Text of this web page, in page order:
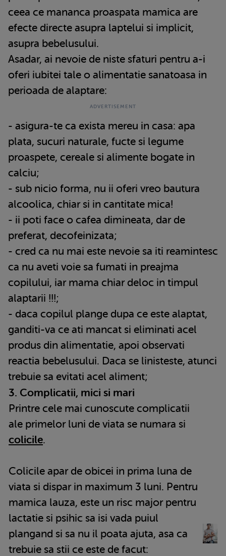
ceea ce mananca proaspata mamica are
efecte directe asupra laptelui si implicit,
asupra bebelusului.
Asadar, ai nevoie de niste sfaturi pentru a-i
oferi iubitei tale o alimentatie sanatoasa in
perioada de alaptare:
- asigura-te ca exista mereu in casa: apa
plata, sucuri naturale, fucte si legume
proaspete, cereale si alimente bogate in
calciu;
- sub nicio forma, nu ii oferi vreo bautura
alcoolica, chiar si in cantitate mica!
- ii poti face o cafea dimineata, dar de
preferat, decofeinizata;
- cred ca nu mai este nevoie sa iti reamintesc
ca nu aveti voie sa fumati in preajma
copilului, iar mama chiar deloc in timpul
alaptarii !!!;
- daca copilul plange dupa ce este alaptat,
ganditi-va ce ati mancat si eliminati acel
produs din alimentatie, apoi observati
reactia bebelusului. Daca se linisteste, atunci
trebuie sa evitati acel aliment;
3. Complicatii, mici si mari
Printre cele mai cunoscute complicatii
ale primelor luni de viata se numara si
colicile.
Colicile apar de obicei in prima luna de
viata si dispar in maximum 3 luni. Pentru
mamica lauza, este un risc major pentru
lactatie si psihic sa isi vada puiul
plangand si sa nu il poata ajuta, asa ca
trebuie sa stii ce este de facut: